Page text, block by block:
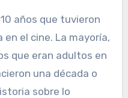
el cine. La mayoría,
que eran adultos en
una década o
sobre lo